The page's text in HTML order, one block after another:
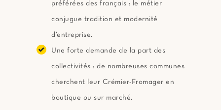
préférées des français : le métier
conjugue tradition et modernité
d’entreprise.
Une forte demande de la part des
collectivités : de nombreuses communes
cherchent leur Crémier-Fromager en
boutique ou sur marché.